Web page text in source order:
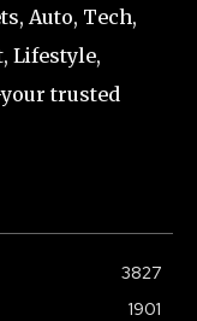
Auto, Tech,
Lifestyle,
trusted
3827
1901